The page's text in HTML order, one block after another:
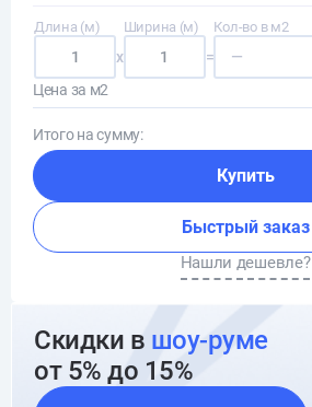
Длина (м)
x
Ширина (м)
=
Кол-во в м2
—
Цена за м2
Итого на сумму:
Купить
Быстрый заказ
Нашли дешевле?
Скидки в шоу-руме
от 5% до 15%